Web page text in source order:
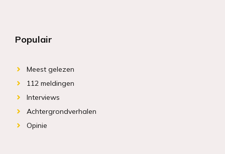
Populair
Meest gelezen
112 meldingen
Interviews
Achtergrondverhalen
Opinie